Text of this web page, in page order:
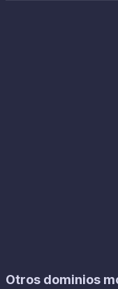
Otros dominios